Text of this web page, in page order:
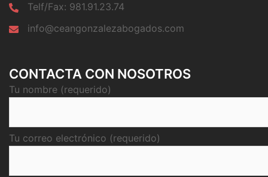
Telf/Fax: 981.91.23.74
info@ceangonzalezabogados.com
CONTACTA CON NOSOTROS
Tu nombre (requerido)
Tu correo electrónico (requerido)